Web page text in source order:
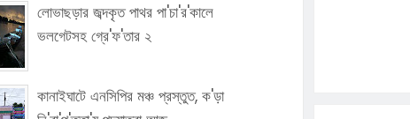
লোভাছড়ার জব্দকৃত পাথর পা'চা'র'কালে
ভলগেটসহ গ্রে'ফ'তার ২
কানাইঘাটে এনসিপির মঞ্চ প্রস্তুত, ক'ড়া